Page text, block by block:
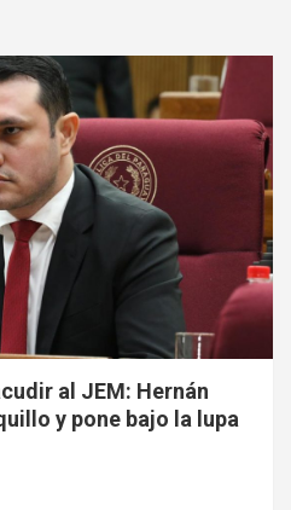
al JEM: Hernán
y pone bajo la lupa